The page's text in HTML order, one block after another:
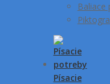
Baliace
Písacie